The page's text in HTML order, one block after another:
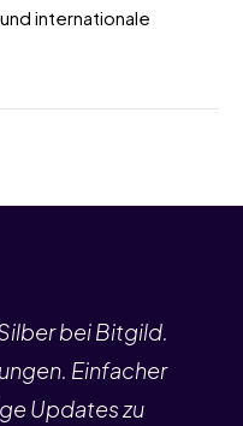
internationale
bei Bitgild.
Einfacher
Updates zu